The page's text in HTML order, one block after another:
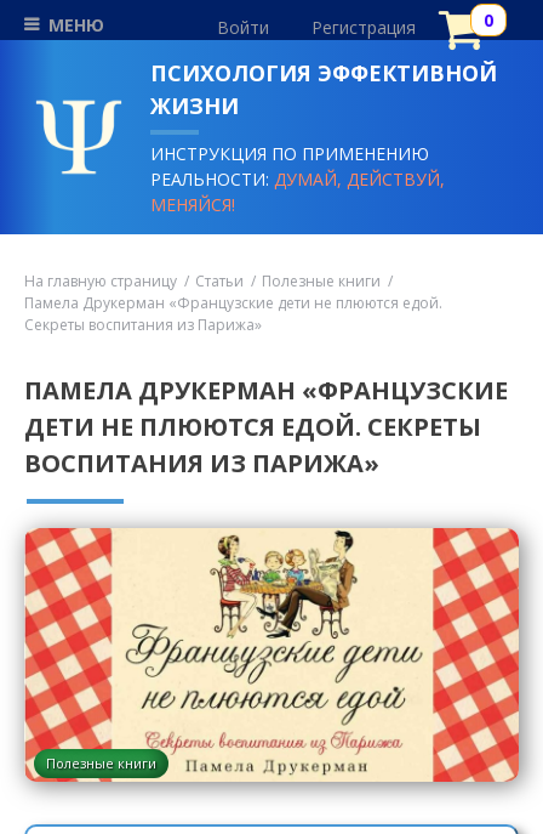
МЕНЮ Войти Регистрация
ПСИХОЛОГИЯ ЭФФЕКТИВНОЙ
ЖИЗНИ
ИНСТРУКЦИЯ ПО ПРИМЕНЕНИЮ
РЕАЛЬНОСТИ:ДУМАЙ, ДЕЙСТВУЙ,
МЕНЯЙСЯ!
На главную страницу Статьи
Полезные книги
Памела Друкерман «Французские дети не плюются едой.
Секреты воспитания из Парижа»
ПАМЕЛА ДРУКЕРМАН «ФРАНЦУЗСКИЕ
ДЕТИ НЕ ПЛЮЮТСЯ ЕДОЙ. СЕКРЕТЫ
ВОСПИТАНИЯ ИЗ ПАРИЖА»
Полезные книги